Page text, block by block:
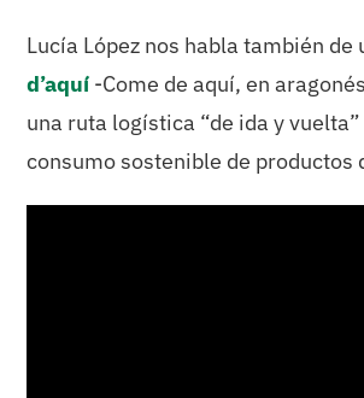
Lucía López nos habla también
d’aquí -Come de aquí, en
una ruta logística “de ida y
consumo sostenible de productos